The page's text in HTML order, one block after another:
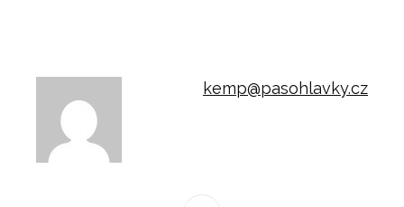
kemp@pasohlavky.cz